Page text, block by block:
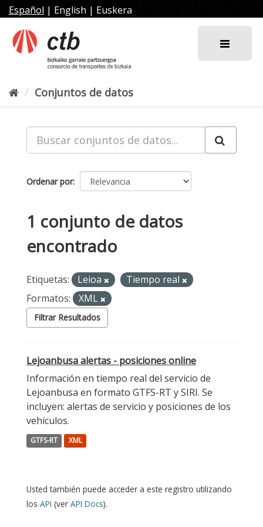
al
contenido
Español | English | Euskera
Conjuntos de datos
Ordenar por
1 conjunto de datos
encontrado
Etiquetas: Leioa
Tiempo real
Formatos:
XML
Filtrar Resultados
Lejoanbusa alertas - posiciones online
Información en tiempo real del servicio de
Lejoanbusa en formato GTFS-RT y SIRI. Se
incluyen: alertas de servicio y posiciones de los
vehículos.
GTFS-RT XML
Usted también puede acceder a este registro utilizando
los API (ver API Docs).